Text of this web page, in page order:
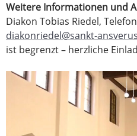
Weitere Informationen und
Diakon Tobias Riedel,
diakonriedel@sankt-
ist begrenzt – herzliche